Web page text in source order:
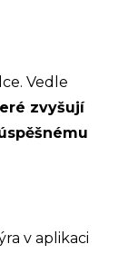
Vedle
zvyšují
v aplikaci